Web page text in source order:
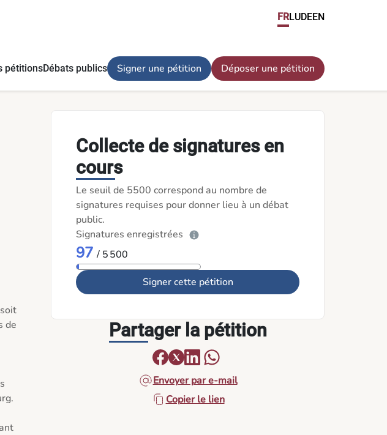
FRLUDEEN
pétitionsDébats publics Signer une pétition Déposer une pétition
de
Collecte de signatures en
cours
Le seuil de 5500 correspond au nombre de
signatures requises pour donner lieu à un débat
public.
Signatures enregistrées
97 / 5 500
Signer cette pétition
Partager la pétition
Envoyer par e-mail
Copier le lien